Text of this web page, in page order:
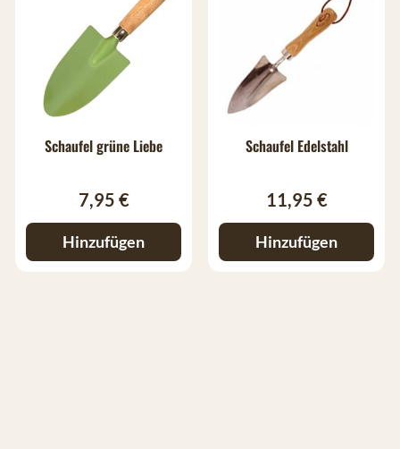
Schaufel grüne Liebe
7,95 €
Hinzufügen
Schaufel Edelstahl
11,95 €
Hinzufügen